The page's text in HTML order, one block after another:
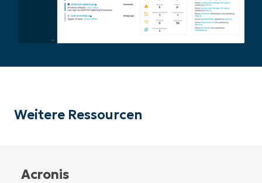
Weitere Ressourcen
Acronis